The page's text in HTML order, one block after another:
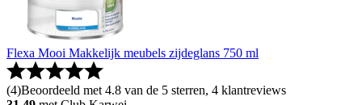
Flexa Mooi Makkelijk meubels zijdeglans 750 ml
(4)Beoordeeld met 4.8 van de 5 sterren, 4 klantreviews